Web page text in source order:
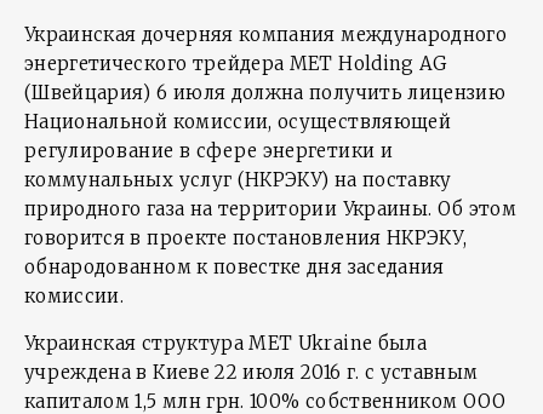
Украинская дочерняя компания международного
энергетического трейдера MET Holding AG
(Швейцария) 6 июля должна получить лицензию
Национальной комиссии, осуществляющей
регулирование в сфере энергетики и
коммунальных услуг (НКРЭКУ) на поставку
природного газа на территории Украины. Об этом
говорится в проекте постановления НКРЭКУ,
обнародованном к повестке дня заседания
комиссии.
Украинская структура MET Ukraine была
учреждена в Киеве 22 июля 2016 г. с уставным
капиталом 1,5 млн грн. 100% собственником ООО